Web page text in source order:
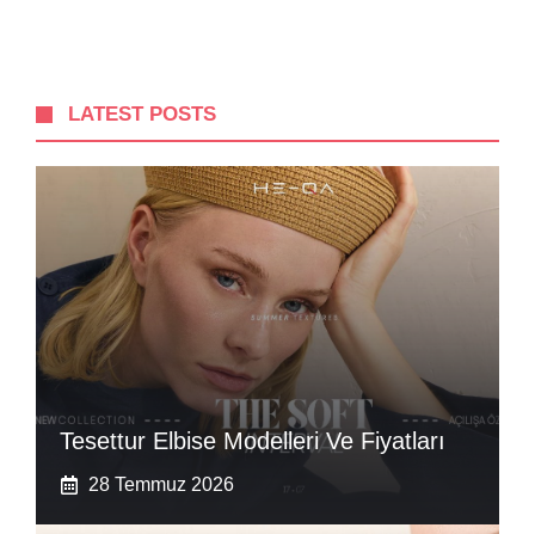
LATEST POSTS
Tesettur Elbise Modelleri Ve Fiyatları
28 Temmuz 2026